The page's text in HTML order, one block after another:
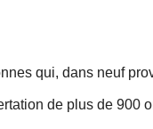
qui, dans neuf
de plus de 900